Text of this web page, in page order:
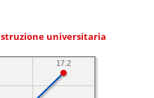
universitaria
17.2